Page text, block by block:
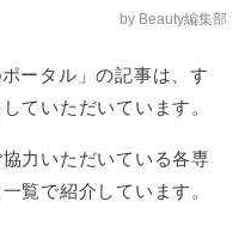
by Beauty編集部
ータル」の記事は、す
ていただいています。
力いただいている各専
覧で紹介しています。